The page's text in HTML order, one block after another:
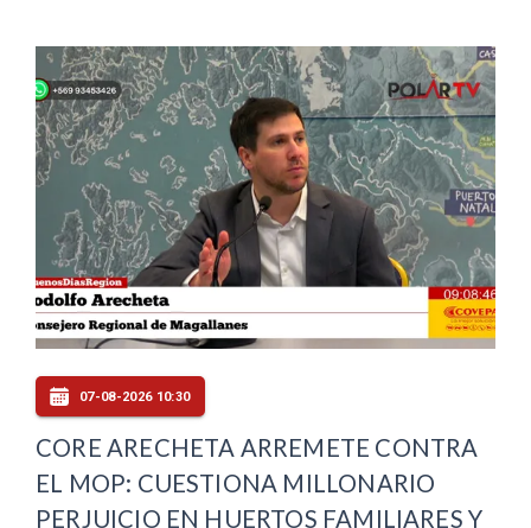
07-08-2026 10:30
CORE ARECHETA ARREMETE CONTRA
EL MOP: CUESTIONA MILLONARIO
PERJUICIO EN HUERTOS FAMILIARES Y